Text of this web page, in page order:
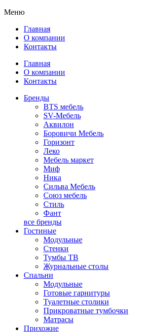
Меню
Главная
О компании
Контакты
Главная
О компании
Контакты
Бренды
BTS мебель
SV-Мебель
Аквилон
Боровичи Мебель
Горизонт
Леко
Мебель маркет
Миф
Ника
Сильва Мебель
Союз мебель
Стиль
Фант
все бренды
Гостиные
Модульные
Стенки
Тумбы ТВ
Журнальные столы
Спальни
Модульные
Готовые гарнитуры
Туалетные столики
Прикроватные тумбочки
Матрасы
Прихожие